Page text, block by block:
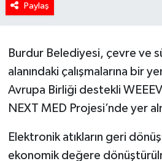
Paylaş
Burdur Belediyesi, çevre ve
alanındaki çalışmalarına bir
Avrupa Birliği destekli
NEXT MED Projesi’nde yer
Elektronik atıkların geri
ekonomik değere